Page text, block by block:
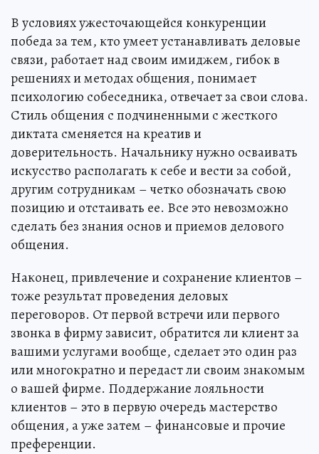
В условиях ужесточающейся конкуренции
победа за тем, кто умеет устанавливать деловые
связи, работает над своим имиджем, гибок в
решениях и методах общения, понимает
психологию собеседника, отвечает за свои слова.
Стиль общения с подчиненными с жесткого
диктата сменяется на креатив и
доверительность. Начальнику нужно осваивать
искусство располагать к себе и вести за собой,
другим сотрудникам – четко обозначать свою
позицию и отстаивать ее. Все это невозможно
сделать без знания основ и приемов делового
общения.
Наконец, привлечение и сохранение клиентов –
тоже результат проведения деловых
переговоров. От первой встречи или первого
звонка в фирму зависит, обратится ли клиент за
вашими услугами вообще, сделает это один раз
или многократно и передаст ли своим знакомым
о вашей фирме. Поддержание лояльности
клиентов – это в первую очередь мастерство
общения, а уже затем – финансовые и прочие
преференции.